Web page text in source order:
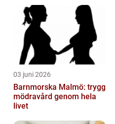
03 juni 2026
Barnmorska Malmö: trygg
mödravård genom hela
livet